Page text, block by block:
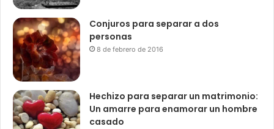
Conjuros para separar a dos
personas
8 de febrero de 2016
Hechizo para separar un matrimonio:
Un amarre para enamorar un hombre
casado